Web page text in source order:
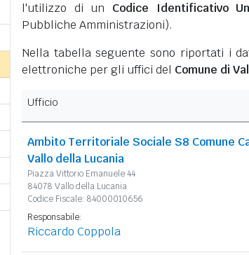
l'utilizzo di un Codice Identificativo
Pubbliche Amministrazioni).
Nella tabella seguente sono riportati i
elettroniche per gli uffici del Comune di
Ufficio
Ambito Territoriale Sociale S8 Comune
Vallo della Lucania
Piazza Vittorio Emanuele 44
84078 Vallo della Lucania
Codice Fiscale: 84000010656
Responsabile:
Riccardo Coppola